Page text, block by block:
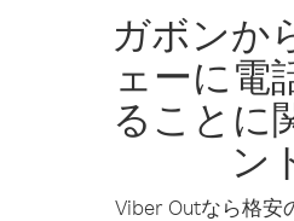
ガボンか
ェーに電
ることに
ン
Viber Outなら格安